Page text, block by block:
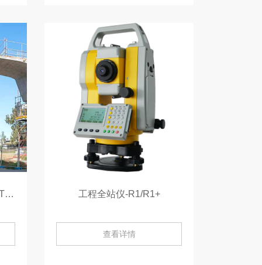
GTS-2000普及型全站仪-GTS-2000 工程全站仪-R1/R1+
查看详情